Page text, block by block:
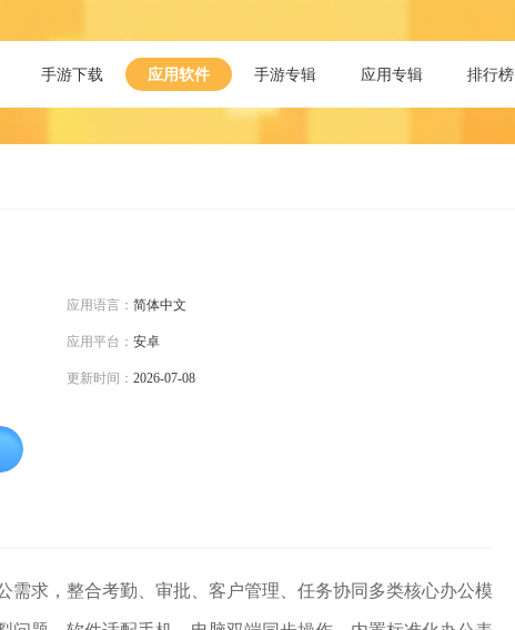
手游下载 应用软件 手游专辑 应用专辑 排行榜
应用语言： 简体中文
应用平台： 安卓
更新时间： 2026-07-08
需求，整合考勤、审批、客户管理、任务协同多类核心办公模